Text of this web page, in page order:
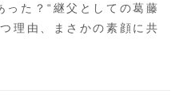
った？“継父としての葛藤
理由、まさかの素顔に共